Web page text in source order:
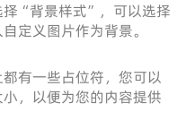
“背景样式”，可以选择
定义图片作为背景。
有一些占位符，您可以
，以便为您的内容提供